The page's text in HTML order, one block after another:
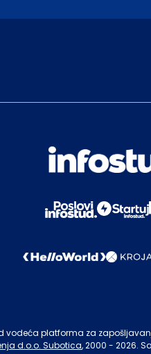
vodeća platforma za
d.o.o. Subotica, 2000 - 2026.